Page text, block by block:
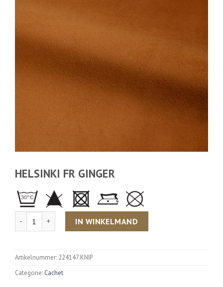
HELSINKI FR GINGER
IN WINKELMAND
Artikelnummer: 224147.KNIP
Categorie: Cachet